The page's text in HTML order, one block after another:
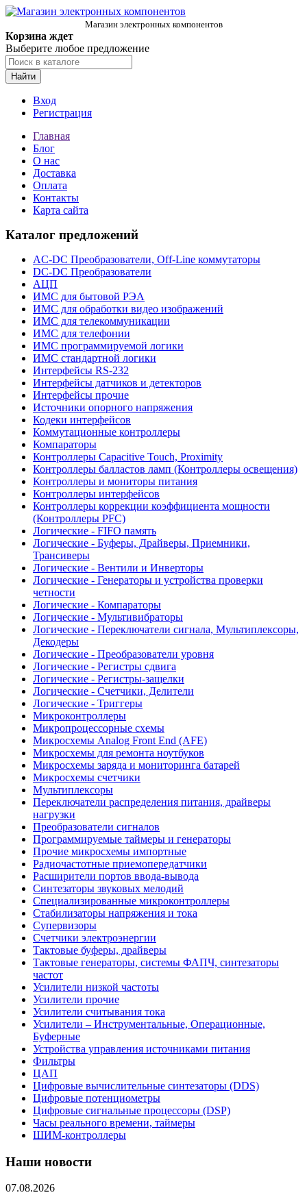
Магазин электронных компонентов
Корзина ждет
Выберите любое предложение
Найти
Вход
Регистрация
Главная
Блог
О нас
Доставка
Оплата
Контакты
Карта сайта
Каталог предложений
AC-DC Преобразователи, Off-Line коммутаторы
DC-DC Преобразователи
АЦП
ИМС для бытовой РЭА
ИМС для обработки видео изображений
ИМС для телекоммуникации
ИМС для телефонии
ИМС программируемой логики
ИМС стандартной логики
Интерфейсы RS-232
Интерфейсы датчиков и детекторов
Интерфейсы прочие
Источники опорного напряжения
Кодеки интерфейсов
Коммутационные контроллеры
Компараторы
Контроллеры Capacitive Touch, Proximity
Контроллеры балластов ламп (Контроллеры освещения)
Контроллеры и мониторы питания
Контроллеры интерфейсов
Контроллеры коррекции коэффициента мощности
(Контроллеры PFC)
Логические - FIFO память
Логические - Буферы, Драйверы, Приемники,
Трансиверы
Логические - Вентили и Инверторы
Логические - Генераторы и устройства проверки
четности
Логические - Компараторы
Логические - Мультивибраторы
Логические - Переключатели сигнала, Мультиплексоры,
Декодеры
Логические - Преобразователи уровня
Логические - Регистры сдвига
Логические - Регистры-защелки
Логические - Счетчики, Делители
Логические - Триггеры
Микроконтроллеры
Микропроцессорные схемы
Микросхемы Analog Front End (AFE)
Микросхемы для ремонта ноутбуков
Микросхемы заряда и мониторинга батарей
Микросхемы счетчики
Мультиплексоры
Переключатели распределения питания, драйверы
нагрузки
Преобразователи сигналов
Программируемые таймеры и генераторы
Прочие микросхемы импортные
Радиочастотные приемопередатчики
Расширители портов ввода-вывода
Синтезаторы звуковых мелодий
Специализированные микроконтроллеры
Стабилизаторы напряжения и тока
Супервизоры
Счетчики электроэнергии
Тактовые буферы, драйверы
Тактовые генераторы, системы ФАПЧ, синтезаторы
частот
Усилители низкой частоты
Усилители прочие
Усилители считывания тока
Усилители – Инструментальные, Операционные,
Буферные
Устройства управления источниками питания
Фильтры
ЦАП
Цифровые вычислительные синтезаторы (DDS)
Цифровые потенциометры
Цифровые сигнальные процессоры (DSP)
Часы реального времени, таймеры
ШИМ-контроллеры
Наши новости
07.08.2026